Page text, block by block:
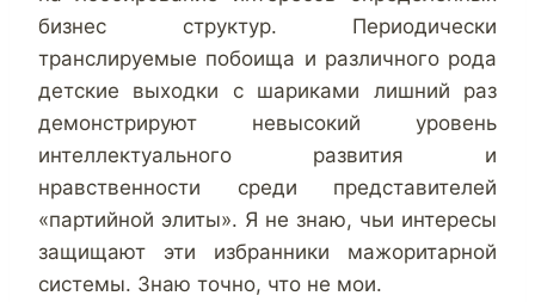
бизнес структур. Периодически
транслируемые побоища и различного рода
детские выходки с шариками лишний раз
демонстрируют невысокий уровень
интеллектуального развития и
нравственности среди представителей
«партийной элиты». Я не знаю, чьи интересы
защищают эти избранники мажоритарной
системы. Знаю точно, что не мои.